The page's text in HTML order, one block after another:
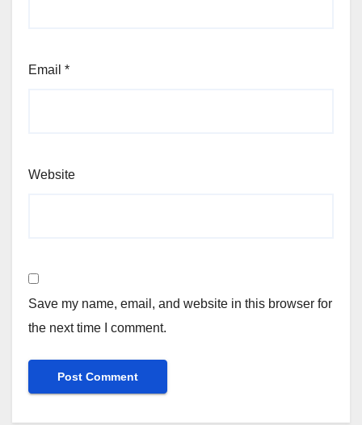
Email *
Website
Save my name, email, and website in this browser for
the next time I comment.